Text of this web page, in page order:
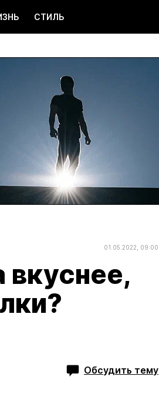
СТИЛЬ
01.05.2022, 09:00
вкуснее,
Обсудить тему